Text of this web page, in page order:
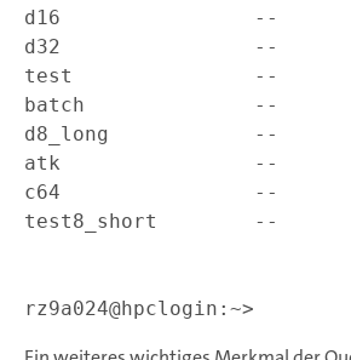
d16                --      --
d32                --      --
test               --      --
batch              --
d8_long            --
atk                --      --
c64                --      --
test8_short        --
rz9a024@hpclogin:~>